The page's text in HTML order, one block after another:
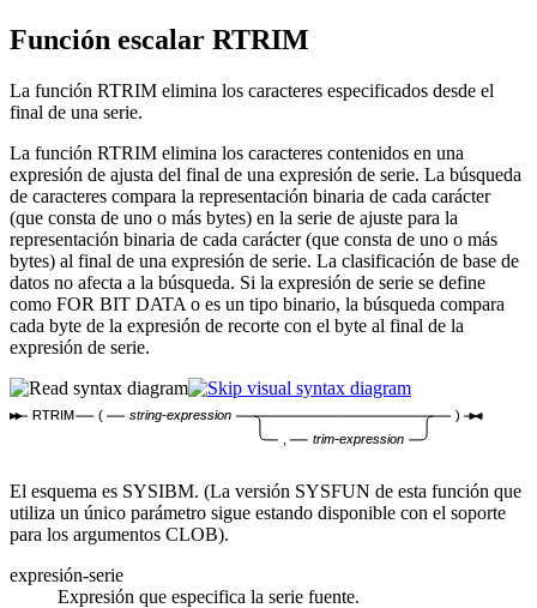
Función escalar RTRIM
La función RTRIM elimina los caracteres especificados desde el
final de una serie.
La función RTRIM elimina los caracteres contenidos en una
expresión de ajusta del final de una expresión de serie. La búsqueda
de caracteres compara la representación binaria de cada carácter
(que consta de uno o más bytes) en la serie de ajuste para la
representación binaria de cada carácter (que consta de uno o más
bytes) al final de una expresión de serie. La clasificación de base de
datos no afecta a la búsqueda. Si la expresión de serie se define
como FOR BIT DATA o es un tipo binario, la búsqueda compara
cada byte de la expresión de recorte con el byte al final de la
expresión de serie.
RTRIM ( string-expression
trim-expression
)
El esquema es SYSIBM. (La versión SYSFUN de esta función que
utiliza un único parámetro sigue estando disponible con el soporte
para los argumentos CLOB).
expresión-serie
Expresión que especifica la serie fuente.